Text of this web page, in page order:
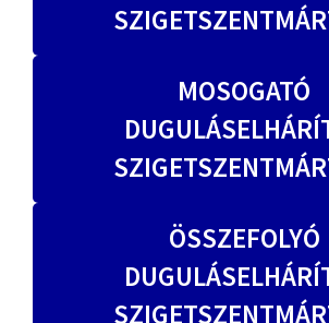
MOSOGATÓ
ÖSSZEFOLYÓ